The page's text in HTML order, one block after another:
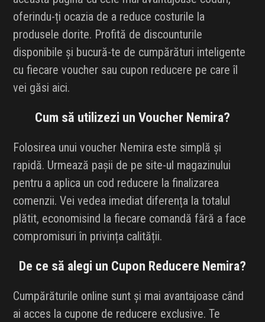
oferindu-ți ocazia de a reduce costurile la
produsele dorite. Profită de discounturile
disponibile și bucură-te de cumpărături inteligente
cu fiecare voucher sau cupon reducere pe care îl
vei găsi aici.
Cum să utilizezi un Voucher Nemira?
Folosirea unui voucher Nemira este simplă și
rapidă. Urmează pașii de pe site-ul magazinului
pentru a aplica un cod reducere la finalizarea
comenzii. Vei vedea imediat diferența la totalul
plătit, economisind la fiecare comandă fără a face
compromisuri în privința calității.
De ce să alegi un Cupon Reducere Nemira?
Cumpărăturile online sunt și mai avantajoase când
ai acces la cupone de reducere exclusive. Te